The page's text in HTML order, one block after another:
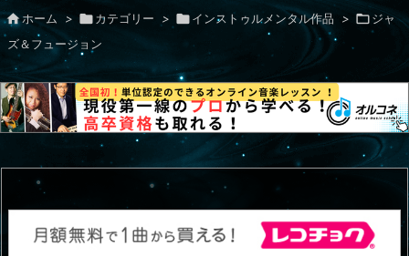
ホーム > カテゴリー > インストゥルメンタル作品 > ジャ
ズ＆フュージョン